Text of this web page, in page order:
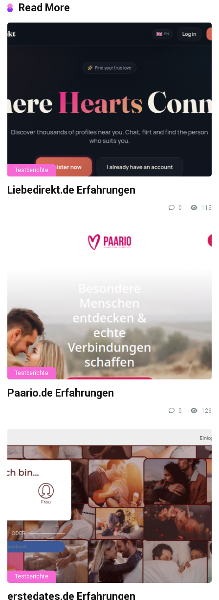
Read More
Testberichte
Liebedirekt.de Erfahrungen
0 115
Testberichte
Paario.de Erfahrungen
0 126
Testberichte
erstedates.de Erfahrungen